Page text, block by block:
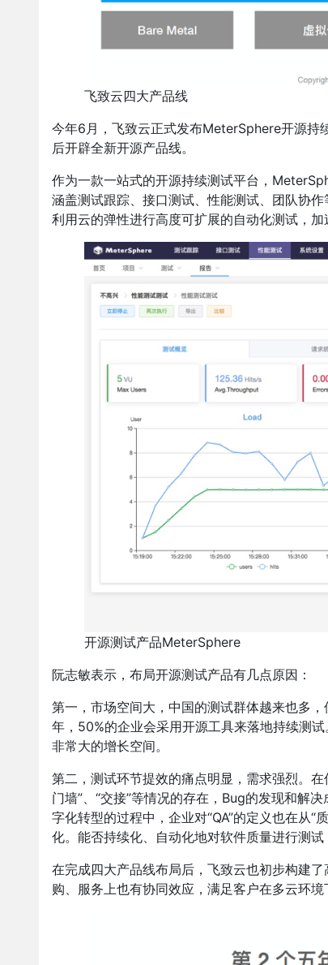
飞致云四大产品线
今年6月，飞致云正式发布MeterSphere开源
后开辟全新开源产品线。
作为一款一站式的开源持续测试平台，
涵盖测试跟踪、接口测试、性能测试、团队协
利用云的弹性进行高度可扩展的自动化测试，加
开源测试产品MeterSphere
阮志敏表示，布局开源测试产品有几点原因：
第一，市场空间大，中国的测试群体越来也多
年，50%的企业会采用开源工具来落地持续测
非常大的增长空间。
第二，测试环节提效的痛点明显，需求强烈。
门墙”、“交接”等情况的存在，Bug的发现和解
字化转型的过程中，企业对“QA”的定义也在从
化。能否持续化、自动化地对软件质量进行测
在完成四大产品线布局后，飞致云也初步构建
购、服务上也有协同效应，满足客户在多云环境